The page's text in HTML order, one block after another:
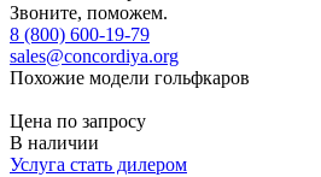
Звоните, поможем.
8 (800) 600-19-79
sales@concordiya.org
Похожие модели гольфкаров
Цена по запросу
В наличии
Услуга стать дилером